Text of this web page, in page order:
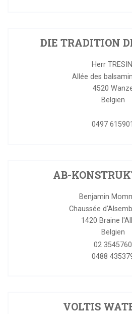
DIE TRADITION
Herr TRESINI
Allée des
4520
Belgien
0497 615901
AB-
Benjamin
Chaussée
1420 Braine
Belgien
02 3545760
0488
VOLTIS